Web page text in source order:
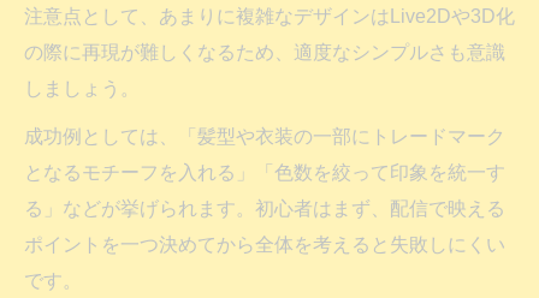
注意点として、あまりに複雑なデザインはLive2Dや3D化
の際に再現が難しくなるため、適度なシンプルさも意識
しましょう。
成功例としては、「髪型や衣装の一部にトレードマーク
となるモチーフを入れる」「色数を絞って印象を統一す
る」などが挙げられます。初心者はまず、配信で映える
ポイントを一つ決めてから全体を考えると失敗しにくい
です。